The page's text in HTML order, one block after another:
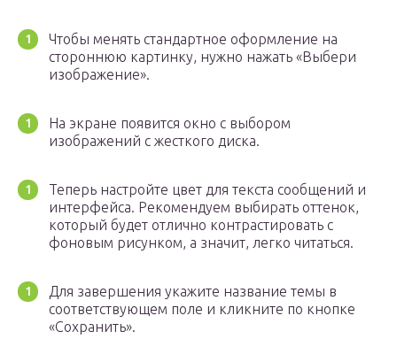
Чтобы менять стандартное оформление на
стороннюю картинку, нужно нажать «Выбери
изображение».
На экране появится окно с выбором
изображений с жесткого диска.
Теперь настройте цвет для текста сообщений и
интерфейса. Рекомендуем выбирать оттенок,
который будет отлично контрастировать с
фоновым рисунком, а значит, легко читаться.
Для завершения укажите название темы в
соответствующем поле и кликните по кнопке
«Сохранить».